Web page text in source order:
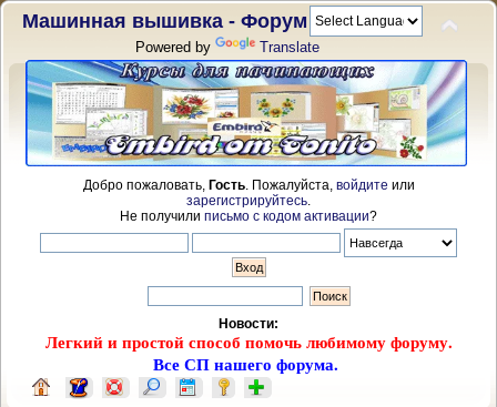
Машинная вышивка - Форум
Powered by Translate
Добро пожаловать, Гость. Пожалуйста, войдите или
зарегистрируйтесь
Не получили письмо с кодом активации?
Новости:
Легкий и простой способ помочь любимому форуму.
Все СП нашего форума.